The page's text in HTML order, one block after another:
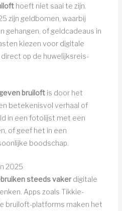
hoeft niet saai te zijn.
zijn geldbomen, waarbij
gehangen, of geldcadeaus in
kiezen voor digitale
op de huwelijksreis-
bruiloftis door het
betekenisvol verhaal of
in een fotolijst met een
of geef het in een
boodschap.
2025
steeds vakerdigitale
Apps zoals Tikkie-
bruiloft-platforms maken het